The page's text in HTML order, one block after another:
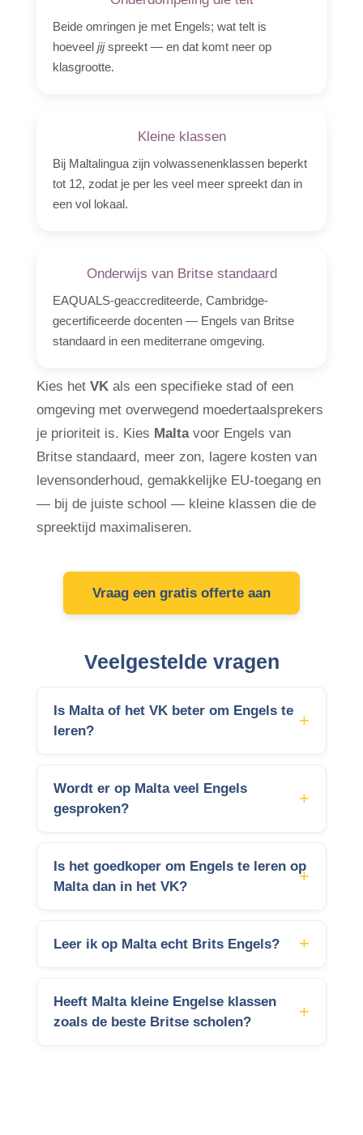
Beide omringen je met Engels; wat telt is
hoeveel jijspreekt — en dat komt neer op
klasgrootte.
Kleine klassen
Bij Maltalingua zijn volwassenenklassen beperkt
tot 12, zodat je per les veel meer spreekt dan in
een vol lokaal.
Onderwijs van Britse standaard
EAQUALS-geaccrediteerde, Cambridge-
gecertificeerde docenten — Engels van Britse
standaard in een mediterrane omgeving.
Kies het VK als een specifieke stad of een
omgeving met overwegend moedertaalsprekers
je prioriteit is. Kies Maltavoor Engels van
Britse standaard, meer zon, lagere kosten van
levensonderhoud, gemakkelijke EU-toegang en
— bij de juiste school — kleine klassen die de
spreektijd maximaliseren.
Vraag een gratis offerte aan
Veelgestelde vragen
Is Malta of het VK beter om Engels te
leren?
Wordt er op Malta veel Engels
gesproken?
Is het goedkoper om Engels te leren op
Malta dan in het VK?
Leer ik op Malta echt Brits Engels?
Heeft Malta kleine Engelse klassen
zoals de beste Britse scholen?